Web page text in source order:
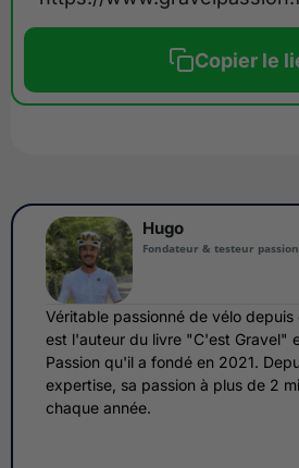
Copier le
Hugo
Fondateur & testeur
Véritable passionné de vélo depuis
est l'auteur du livre "C'est Gravel"
Passion qu'il a fondé en 2021.
expertise, sa passion à plus de 2
chaque année.